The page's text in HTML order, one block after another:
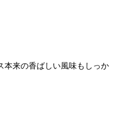
本来の香ばしい風味もしっか